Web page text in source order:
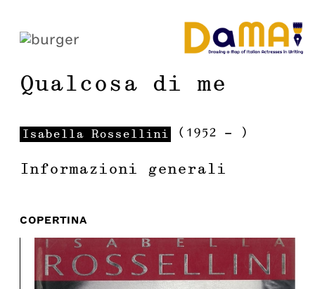
Qualcosa di me
Isabella Rossellini ( 1952 - )
Informazioni generali
COPERTINA